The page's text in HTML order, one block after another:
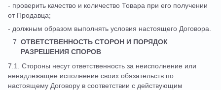
- проверить качество и количество Товара при его получении
от Продавца;
- должным образом выполнять условия настоящего Договора.
ОТВЕТСТВЕННОСТЬ СТОРОН И ПОРЯДОК
РАЗРЕШЕНИЯ СПОРОВ
7.1. Стороны несут ответственность за неисполнение или
ненадлежащее исполнение своих обязательств по
настоящему Договору в соответствии с действующим